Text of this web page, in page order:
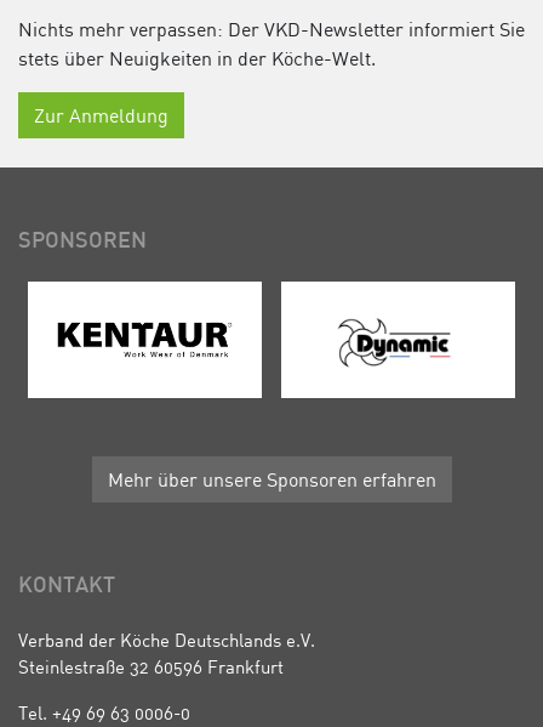
Nichts mehr verpassen: Der VKD-Newsletter informiert Sie
stets über Neuigkeiten in der Köche-Welt.
Zur Anmeldung
SPONSOREN
Mehr über unsere Sponsoren erfahren
KONTAKT
Verband der Köche Deutschlands e.V.
Steinlestraße 32 60596 Frankfurt
Tel. +49 69 63 0006-0